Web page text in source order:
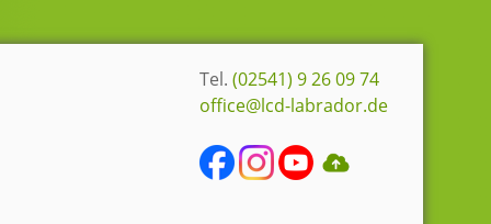
Tel. (02541) 9 26 09 74
office@lcd-labrador.de